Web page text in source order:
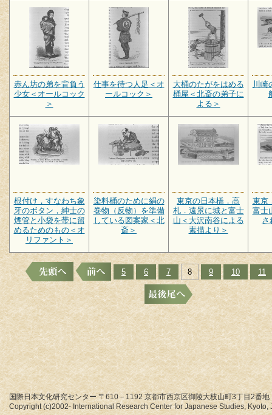
赤ん坊の弟を背負う
少女＜オールコック
＞
仕事を待つ人足＜オ
ールコック＞
大桶のたがをはめる
桶屋＜北斎の弟子に
よる＞
川崎
根付け，すなわち象
牙のボタン，紳士の
煙管と小袋を帯に留
めるためのもの＜オ
リファント＞
染料桶のために絹の
巻物（反物）を準備
している図案家＜北
斎＞
東京の日本橋．高
札．遠景に城と富士
山＜大沢南谷による
素描より＞
東京
富士
さ
5 6 7 8 9 10 11
国際日本文化研究センター 〒610－1192 京都市西京区御陵大枝山町3丁目2番地
Copyright (c)2002- International Research Center for Japanese Studies, Kyoto,